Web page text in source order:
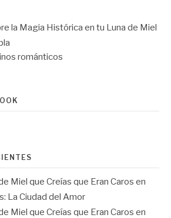
la Magia Histórica en tu Luna de Miel
románticos
Miel que Creías que Eran Caros en
La Ciudad del Amor
Miel que Creías que Eran Caros en